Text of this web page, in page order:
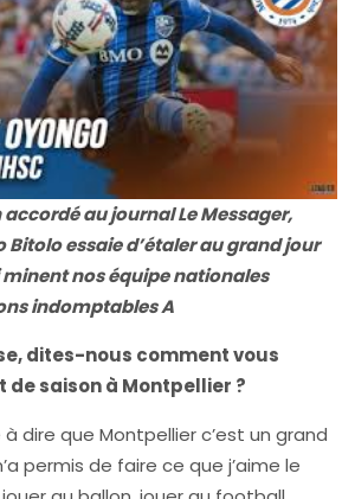
au journal Le Messager,
essaie d’étaler au grand jour
nos équipe nationales
indomptables A
dites-nous comment vous
de saison à Montpellier ?
dire que Montpellier c’est un grand
permis de faire ce que j’aime le